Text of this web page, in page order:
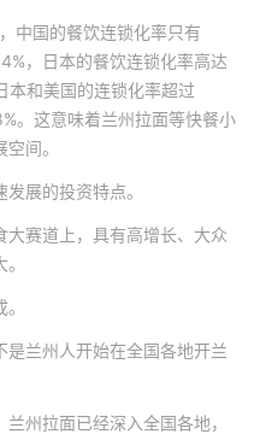
中国的餐饮连锁化率只有
，日本的餐饮连锁化率高达
本和美国的连锁化率超过
。这意味着兰州拉面等快餐小
间。
展的投资特点。
赛道上，具有高增长、大众
兰州人开始在全国各地开兰
州拉面已经深入全国各地，